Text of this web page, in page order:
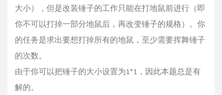
大小），但是改装锤子的工作只能在打地鼠前进行（即
你不可以打掉一部分地鼠后，再改变锤子的规格）。你
的任务是求出要想打掉所有的地鼠，至少需要挥舞锤子
的次数。
由于你可以把锤子的大小设置为1*1，因此本题总是有
解的。